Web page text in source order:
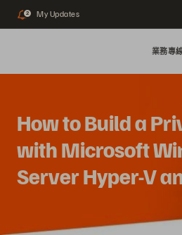
2 My Updates
業務專
How to Build a
with Microsoft
Server Hyper-V